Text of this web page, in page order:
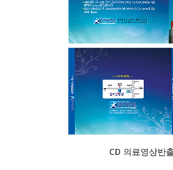
CD 의료영상반